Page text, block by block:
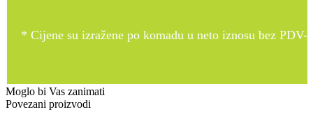
* Cijene su izražene po komadu u neto iznosu bez PDV-
Moglo bi Vas zanimati
Povezani proizvodi